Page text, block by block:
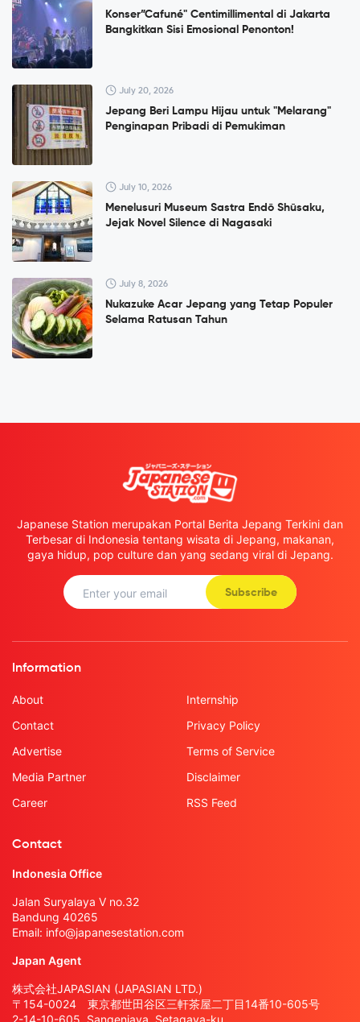
Konser”Cafuné" Centimillimental di Jakarta
Bangkitkan Sisi Emosional Penonton!
July 20, 2026
Jepang Beri Lampu Hijau untuk "Melarang"
Penginapan Pribadi di Pemukiman
July 10, 2026
Menelusuri Museum Sastra Endō Shūsaku,
Jejak Novel Silence di Nagasaki
July 8, 2026
Nukazuke Acar Jepang yang Tetap Populer
Selama Ratusan Tahun
Japanese Station merupakan Portal Berita Jepang Terkini dan
Terbesar di Indonesia tentang wisata di Jepang, makanan,
gaya hidup, pop culture dan yang sedang viral di Jepang.
Subscribe
Information
About
Contact
Advertise
Media Partner
Career
Internship
Privacy Policy
Terms of Service
Disclaimer
RSS Feed
Contact
Indonesia Office
Jalan Suryalaya V no.32
Bandung 40265
Email: info@japanesestation.com
Japan Agent
株式会社JAPASIAN (JAPASIAN LTD.)
〒154-0024 東京都世田谷区三軒茶屋二丁目14番10-605号
2-14-10-605, Sangenjaya, Setagaya-ku